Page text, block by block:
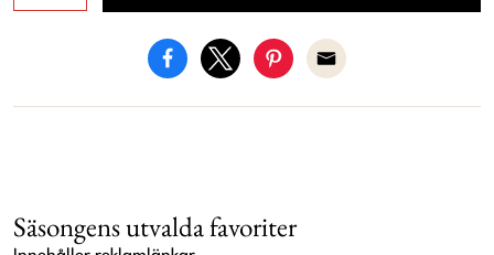
Säsongens utvalda favoriter